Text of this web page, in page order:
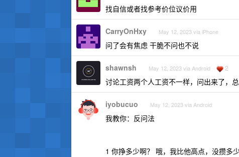
找自信或者找参考价位议价用
CarryOnHxy May 12, 2023 via iPhone
问了会有焦虑 干脆不问也不说
shawnsh May 12, 2023 via Android 2
讨论工资两个人工资不一样，问出来了，
iyobucuo May 12, 2023 via Android
我教你：反问法
1 你挣多少啊？ 哦，我比他高点，没攒多